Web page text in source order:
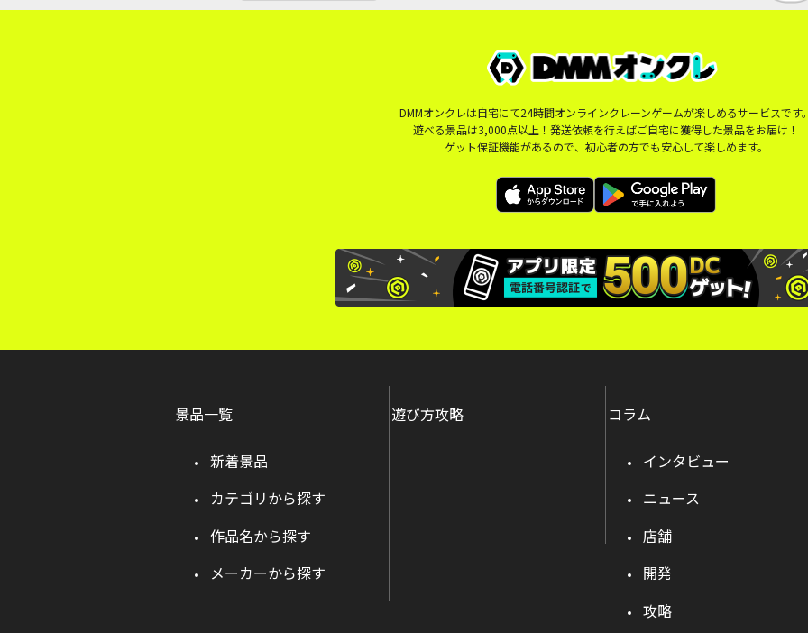
DMMオンクレは自宅にて24時間オンラインクレーンゲームが楽しめるサービスです
遊べる景品は3,000点以上！発送依頼を行えばご自宅に獲得した景品をお届け！
ゲット保証機能があるので、初心者の方でも安心して楽しめます。
景品一覧
新着景品
カテゴリから探す
作品名から探す
メーカーから探す
遊び方攻略 コラム
インタビュー
ニュース
店舗
開発
攻略